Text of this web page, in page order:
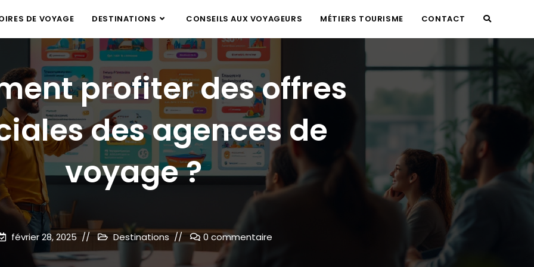
DE VOYAGE DESTINATIONS CONSEILS AUX VOYAGEURS MÉTIERS TOURISME CONTACT TOGGLE
WEBSITE
SEARCH
profiter des offres
des agences de
voyage ?
février 28, 2025 Destinations 0 commentaire